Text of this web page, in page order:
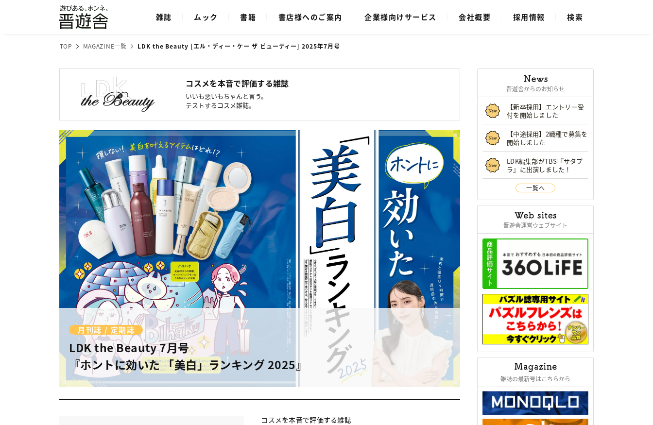
雑誌 ムック 書籍 書店様へのご案内 企業様向けサービス 会社概要 採用情報 検索
TOP MAGAZINE一覧 LDK the Beauty [エル・ディー・ケー ザ ビューティー] 2025年7月号
コスメを本音で評価する雑誌
いいも悪いもちゃんと言う。
テストするコスメ雑誌。
月刊誌 / 定期誌
LDK the Beauty 7月号
『ホントに効いた 「美白」ランキング 2025』
コスメを本音で評価する雑誌
晋遊舎からのお知らせ
【新卒採用】エントリー受
付を開始しました
【中途採用】2職種で募集を
開始しました
LDK編集部がTBS『サタプ
ラ』に出演しました！
一覧へ
晋遊舎運営ウェブサイト
雑誌の最新号はこちらから